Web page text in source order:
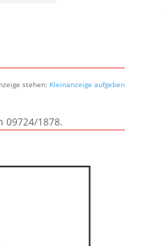
stehen: Kleinanzeige aufgeben
09724/1878.